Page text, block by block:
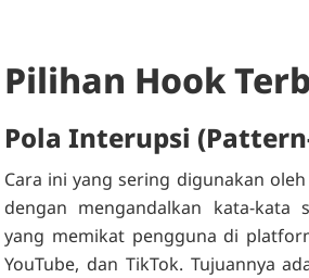
Pilihan Hook
Pola Interupsi
Cara ini yang sering digunakan
dengan mengandalkan kata-kata
yang memikat pengguna di
YouTube, dan TikTok. Tujuannya